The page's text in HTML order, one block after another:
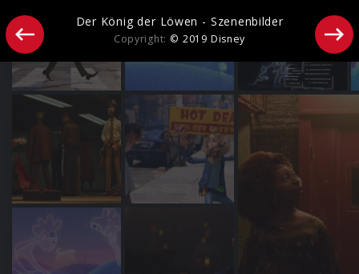
Der König der Löwen - Szenenbilder
Copyright: © 2019 Disney